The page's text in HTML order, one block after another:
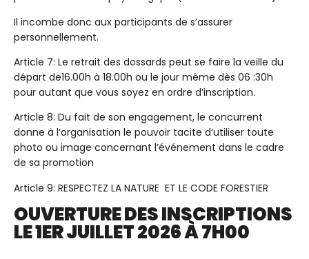
Il incombe donc aux participants de s’assurer
personnellement.
Article 7: Le retrait des dossards peut se faire la veille du
départ de16.00h à 18.00h ou le jour même dès 06 :30h
pour autant que vous soyez en ordre d’inscription.
Article 8: Du fait de son engagement, le concurrent
donne à l’organisation le pouvoir tacite d’utiliser toute
photo ou image concernant l’événement dans le cadre
de sa promotion
Article 9: RESPECTEZ LA NATURE ET LE CODE FORESTIER
OUVERTURE DES INSCRIPTIONS
LE 1ER JUILLET 2026 À 7H00